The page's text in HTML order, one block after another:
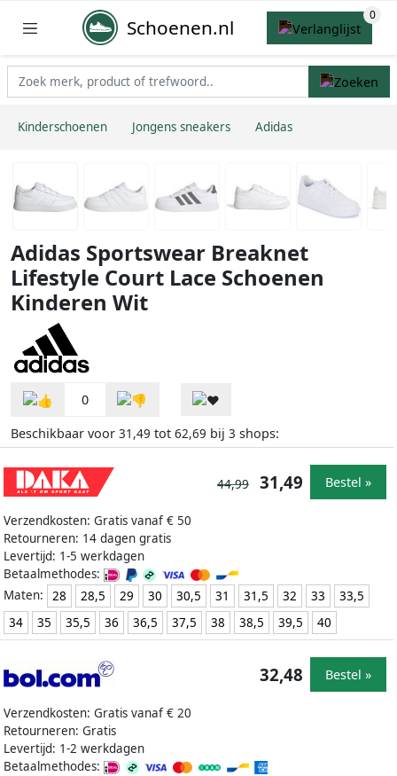
Schoenen.nl
Kinderschoenen Jongens sneakers Adidas
Adidas Sportswear Breaknet
Lifestyle Court Lace Schoenen
Kinderen Wit
0
Beschikbaar voor 31,49 tot 62,69 bij 3 shops:
Verzendkosten: Gratis vanaf € 50
Retourneren: 14 dagen gratis
Levertijd: 1-5 werkdagen
Betaalmethodes:
Maten:
28 28,5 29 30 30,5 31 31,5 32 33
33,5
34
35 35,5 36 36,5 37,5 38 38,5 39,5 40
44,99 31,49 Bestel »
Verzendkosten: Gratis vanaf € 20
Retourneren: Gratis
Levertijd: 1-2 werkdagen
Betaalmethodes:
32,48 Bestel »